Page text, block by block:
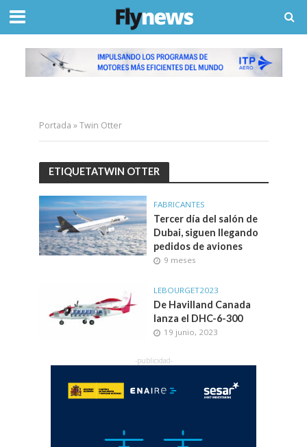
Portada »Twin Otter
ETIQUETATWIN OTTER
FABRICANTES
Tercer día del salón de
Dubai, siguen llegando
pedidos de aviones
9 meses
LEBOURGET2023
De Havilland Canada
lanza el DHC-6-300
19 junio, 2023